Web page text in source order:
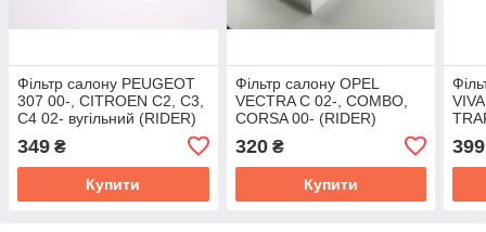
Фільтр салону PEUGEOT
307 00-, CITROEN C2, C3,
C4 02- вугільний (RIDER)
349 ₴
Купити
Фільтр салону OPEL
VECTRA C 02-, COMBO,
CORSA 00- (RIDER)
320₴
Купити
399